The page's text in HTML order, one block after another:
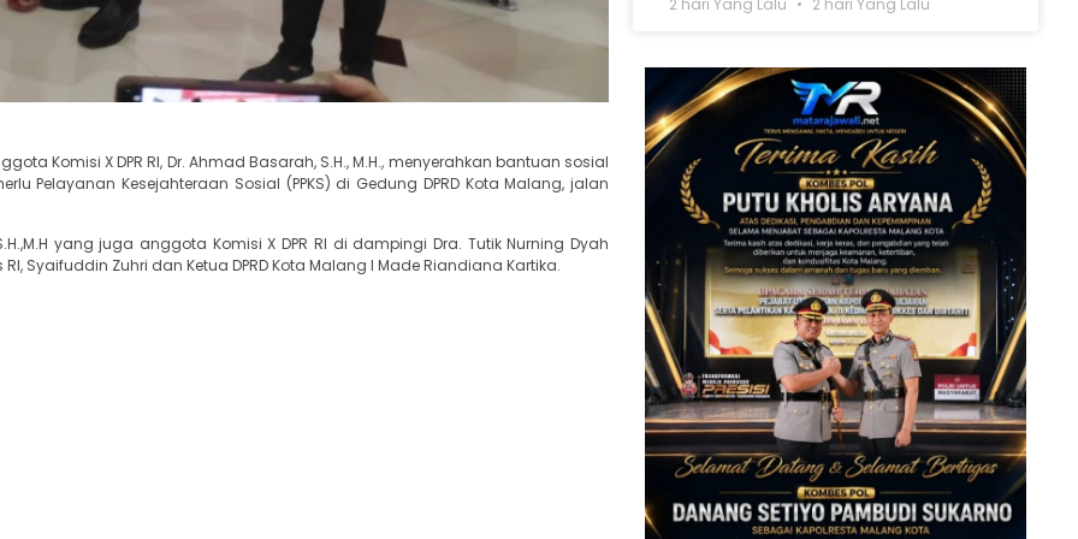
Komisi X DPR RI, Dr. Ahmad Basarah, S.H., M.H., menyerahkan bantuan sosial
Pelayanan Kesejahteraan Sosial (PPKS) di Gedung DPRD Kota Malang, jalan
yang juga anggota Komisi X DPR RI di dampingi Dra. Tutik Nurning Dyah
Syaifuddin Zuhri dan Ketua DPRD Kota Malang I Made Riandiana Kartika.
2 hari Yang Lalu 2 hari Yang Lalu